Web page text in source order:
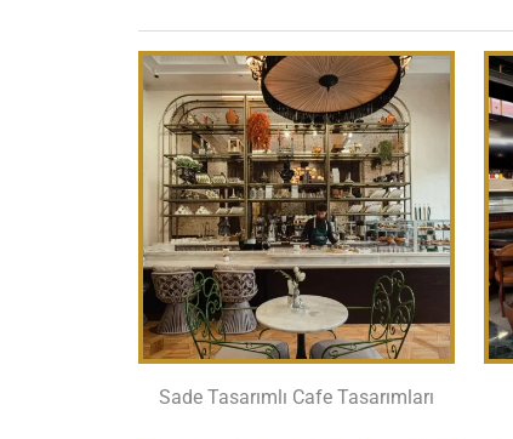
Sade Tasarımlı Cafe Tasarımları